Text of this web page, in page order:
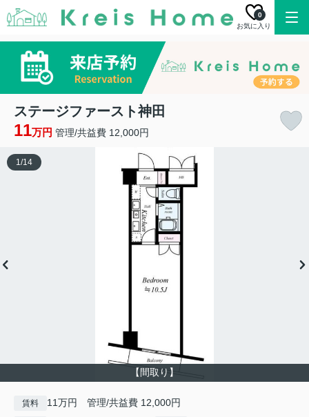
お気に入り
0
ステージファースト神田
11万円 管理/共益費 12,000円
【間取り】
1/14
賃料 11万円 管理/共益費 12,000円